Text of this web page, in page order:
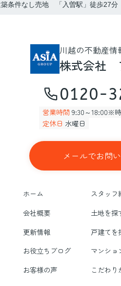
条件なし売地 「入曽駅」徒歩27
川越の不動産情
株式会社
0120-
営業時間 9:30～18:00※
定休日 水曜日
メールでお問
ホーム スタッフ
会社概要
土地を探
更新情報
戸建てを
お役立ちブログ
マンショ
お客様の声
こだわり